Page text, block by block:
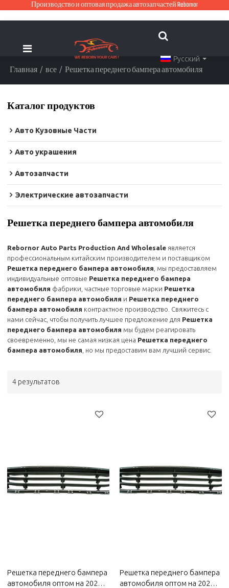
Производство и оптовая продажа автозапчастей Rebornor
Русский
Главная / все / Решетка переднего бампера автомобиля
Каталог продуктов
Авто Кузовные Части
Авто украшения
Автозапчасти
Электрические автозапчасти
Решетка переднего бампера автомобиля
Rebornor Auto Parts Production And Wholesale является
профессиональным китайским производителем и поставщиком
Решетка переднего бампера автомобиля , мы предоставляем
индивидуальные оптовые Решетка переднего бампера
автомобиля фабрики, частные торговые марки Решетка
переднего бампера автомобиля и Решетка переднего
бампера автомобиля контрактное производство. Свяжитесь с
нами сейчас, чтобы получить лучшее предложение для Решетка
переднего бампера автомобиля мы будем реагировать
своевременно, мы не самая низкая цена Решетка переднего
бампера автомобиля , но мы предоставим вам лучший сервис.
4 результатов
Решетка переднего бампера
автомобиля оптом на 2022
Решетка переднего бампера
автомобиля оптом на 2022